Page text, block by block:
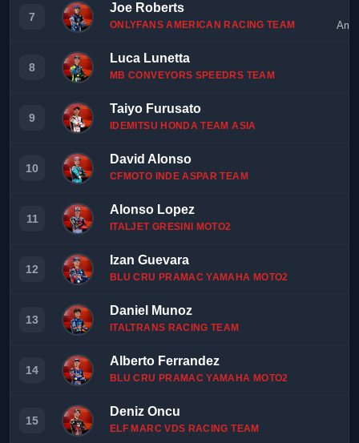
7
Joe Roberts
ONLYFANS AMERICAN RACING TEAM
8
Luca Lunetta
MB CONVEYORS SPEEDRS TEAM
9
Taiyo Furusato
IDEMITSU HONDA TEAM ASIA
10
David Alonso
CFMOTO INDE ASPAR TEAM
11
Alonso Lopez
ITALJET GRESINI MOTO2
12
Izan Guevara
BLU CRU PRAMAC YAMAHA MOTO2
13
Daniel Munoz
ITALTRANS RACING TEAM
14
Alberto Ferrandez
BLU CRU PRAMAC YAMAHA MOTO2
15
Deniz Oncu
ELF MARC VDS RACING TEAM